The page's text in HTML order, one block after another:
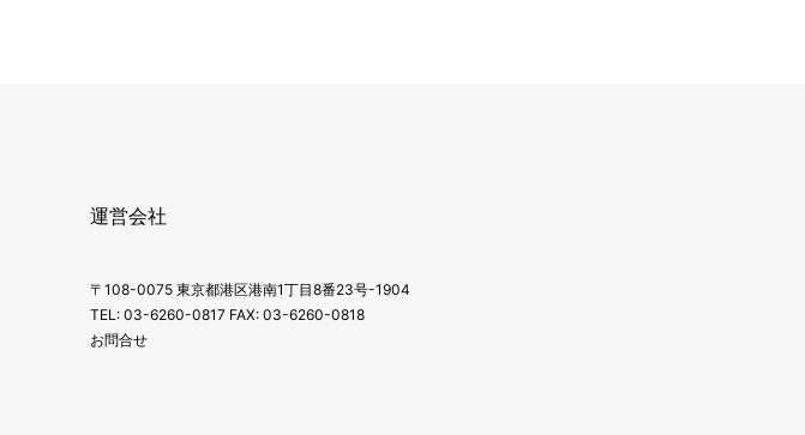
運営会社
〒108-0075 東京都港区港南1丁目8番23号-1904
TEL: 03-6260-0817 FAX: 03-6260-0818
お問合せ